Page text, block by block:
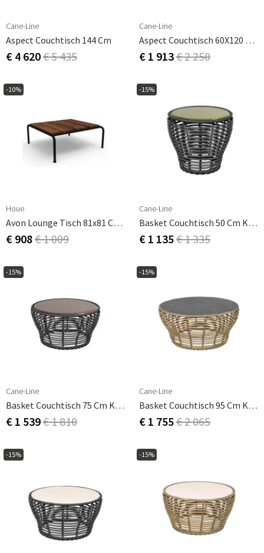
Cane-Line
Aspect Couchtisch 144 Cm
€ 4 620€ 5 435
Cane-Line
Aspect Couchtisch 60X120 Cm
€ 1 913€ 2 250
-10%
Houe
Avon Lounge Tisch 81x81 Cm Esche
€ 908€ 1 009
-15%
Cane-Line
Basket Couchtisch 50 Cm Künstliches Rattan
€ 1 135€ 1 335
-15%
Cane-Line
Basket Couchtisch 75 Cm Künstliches Rattan
€ 1 539€ 1 810
-15%
Cane-Line
Basket Couchtisch 95 Cm Künstliches Rattan
€ 1 755€ 2 065
-15% -15%